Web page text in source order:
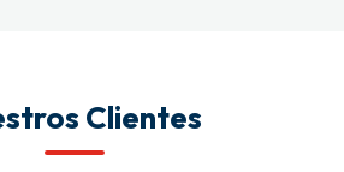
Clientes